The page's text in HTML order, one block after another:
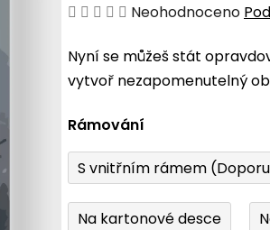
Průměrné
produktu
je
z
5
hvězdiček.
Neohodnoceno
Nyní se můžeš stát
vytvoř nezapomenutelný
Rámování
S vnitřním rámem
Na kartonové desce